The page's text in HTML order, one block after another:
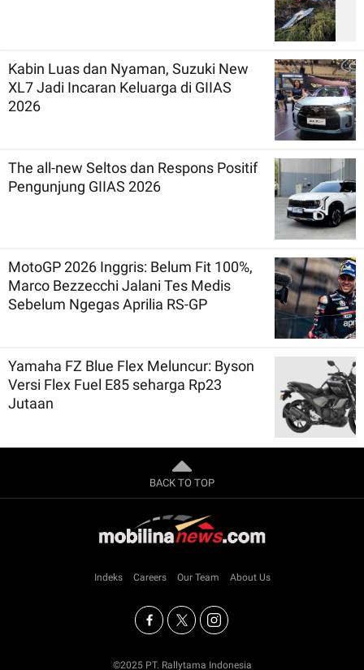
Kabin Luas dan Nyaman, Suzuki New
XL7 Jadi Incaran Keluarga di GIIAS
2026
The all-new Seltos dan Respons Positif
Pengunjung GIIAS 2026
MotoGP 2026 Inggris: Belum Fit 100%,
Marco Bezzecchi Jalani Tes Medis
Sebelum Ngegas Aprilia RS-GP
Yamaha FZ Blue Flex Meluncur: Byson
Versi Flex Fuel E85 seharga Rp23
Jutaan
BACK TO TOP
Indeks Careers Our Team About Us
©2025 PT. Rallytama Indonesia